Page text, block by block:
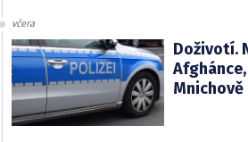
včera
Doživotí.
Mnichově